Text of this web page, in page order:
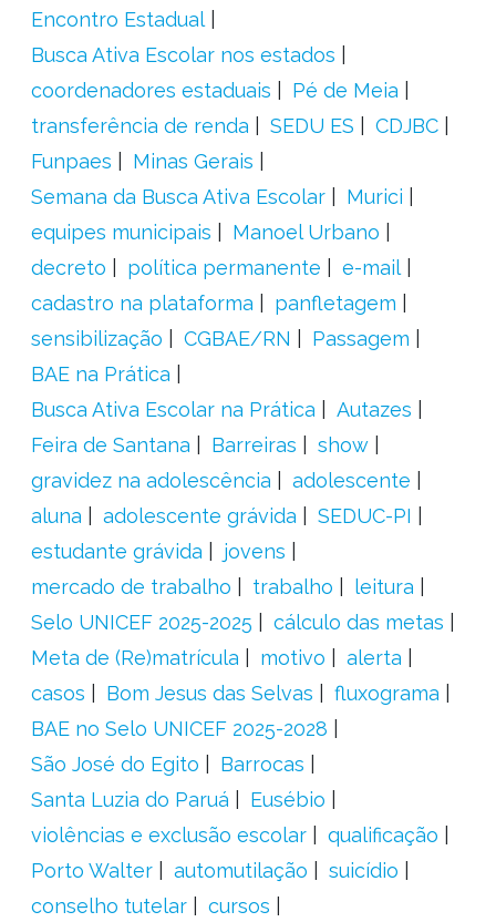
Encontro Estadual
Busca Ativa Escolar nos estados
coordenadores estaduais
Pé de Meia
transferência de renda
SEDU ES
CDJBC
Funpaes
Minas Gerais
Semana da Busca Ativa Escolar
Murici
equipes municipais
Manoel Urbano
decreto
política permanente
e-mail
cadastro na plataforma
panfletagem
sensibilização
CGBAE/RN
Passagem
BAE na Prática
Busca Ativa Escolar na Prática
Autazes
Feira de Santana
Barreiras
show
gravidez na adolescência
adolescente
aluna
adolescente grávida
SEDUC-PI
estudante grávida
jovens
mercado de trabalho
trabalho
leitura
Selo UNICEF 2025-2025
cálculo das metas
Meta de (Re)matrícula
motivo
alerta
casos
Bom Jesus das Selvas
fluxograma
BAE no Selo UNICEF 2025-2028
São José do Egito
Barrocas
Santa Luzia do Paruá
Eusébio
violências e exclusão escolar
qualificação
Porto Walter
automutilação
suicídio
conselho tutelar
cursos